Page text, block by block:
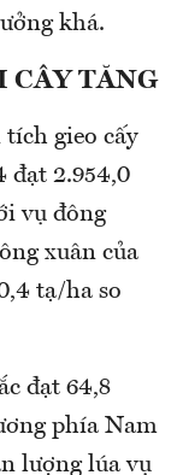
khá.
CÂY TĂNG
gieo cấy
đạt 2.954,0
vụ đông
xuân của
tạ/ha so
đạt 64,8
phía Nam
lượng lúa vụ